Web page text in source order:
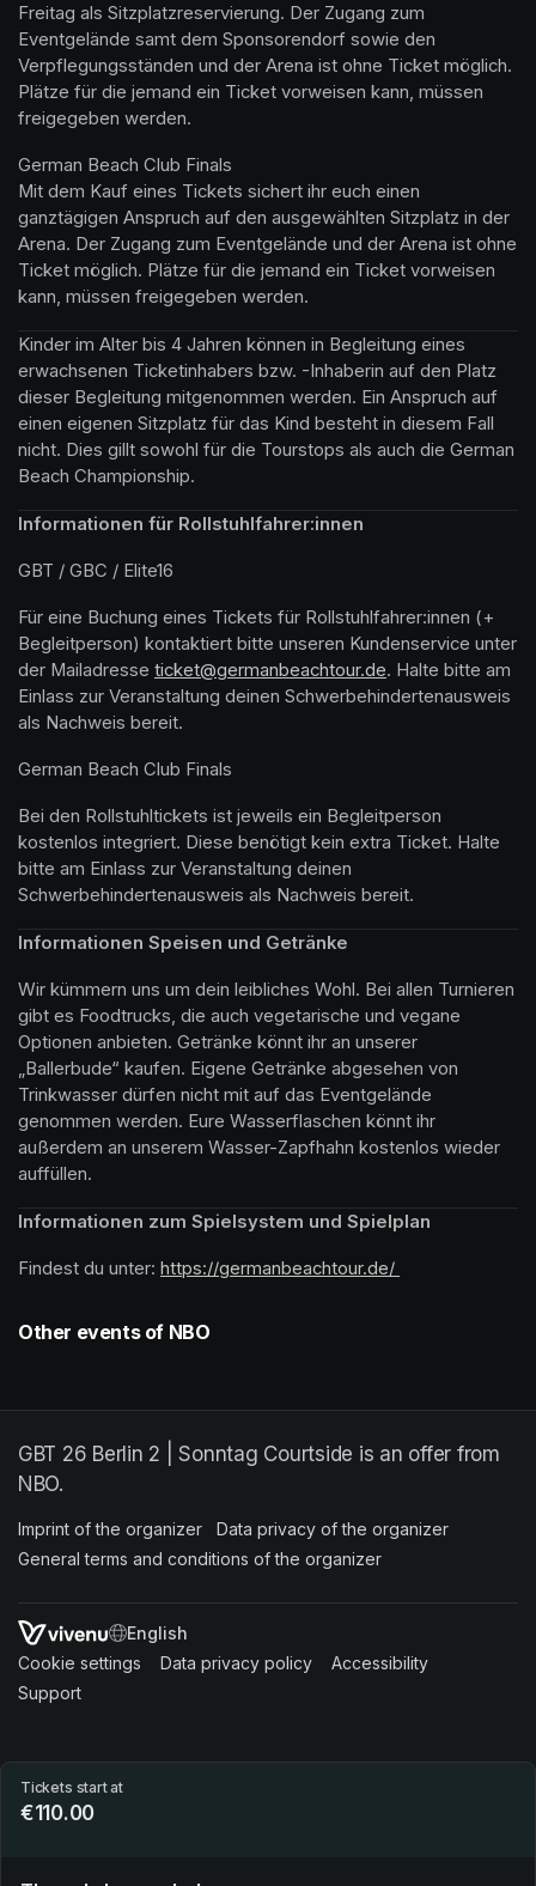
Tickets start at
€110.00
Freitag als Sitzplatzreservierung. Der Zugang zum
Eventgelände samt dem Sponsorendorf sowie den
Verpflegungsständen und der Arena ist ohne Ticket möglich.
Plätze für die jemand ein Ticket vorweisen kann, müssen
freigegeben werden.
German Beach Club Finals
Mit dem Kauf eines Tickets sichert ihr euch einen
ganztägigen Anspruch auf den ausgewählten Sitzplatz in der
Arena. Der Zugang zum Eventgelände und der Arena ist ohne
Ticket möglich. Plätze für die jemand ein Ticket vorweisen
kann, müssen freigegeben werden.
Kinder im Alter bis 4 Jahren können in Begleitung eines
erwachsenen Ticketinhabers bzw. -Inhaberin auf den Platz
dieser Begleitung mitgenommen werden. Ein Anspruch auf
einen eigenen Sitzplatz für das Kind besteht in diesem Fall
nicht. Dies gillt sowohl für die Tourstops als auch die German
Beach Championship.
Informationen für Rollstuhlfahrer:innen
GBT / GBC / Elite16
Für eine Buchung eines Tickets für Rollstuhlfahrer:innen (+
Begleitperson) kontaktiert bitte unseren Kundenservice unter
der Mailadresse (opens in a new tab)
ticket@germanbeachtour.de(opens in a new
. Halte bitte am
Einlass zur Veranstaltung deinen Schwerbehindertenausweis
als Nachweis bereit.
German Beach Club Finals
Bei den Rollstuhltickets ist jeweils ein Begleitperson
kostenlos integriert. Diese benötigt kein extra Ticket. Halte
bitte am Einlass zur Veranstaltung deinen
Schwerbehindertenausweis als Nachweis bereit.
Informationen Speisen und Getränke
Wir kümmern uns um dein leibliches Wohl. Bei allen Turnieren
gibt es Foodtrucks, die auch vegetarische und vegane
Optionen anbieten. Getränke könnt ihr an unserer
„Ballerbude“ kaufen. Eigene Getränke abgesehen von
Trinkwasser dürfen nicht mit auf das Eventgelände
genommen werden. Eure Wasserflaschen könnt ihr
außerdem an unserem Wasser-Zapfhahn kostenlos wieder
auffüllen.
Informationen zum Spielsystem und Spielplan
Findest du unter: https://germanbeachtour.de/
Other events of NBO
GBT 26 Berlin 2 | Sonntag Courtside is an offer from
NBO.
Imprint of the organizer (opens in a new tab)
Data privacy of the organizer
General terms and conditions of the organizer
SWITCH LANGUAGE
Cookie settings (opens in a new tab)
Data privacy policy (opens in a new tab)
Accessibility
Support